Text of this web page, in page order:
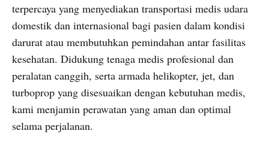
terpercaya yang menyediakan transportasi medis udara
domestik dan internasional bagi pasien dalam kondisi
darurat atau membutuhkan pemindahan antar fasilitas
kesehatan. Didukung tenaga medis profesional dan
peralatan canggih, serta armada helikopter, jet, dan
turboprop yang disesuaikan dengan kebutuhan medis,
kami menjamin perawatan yang aman dan optimal
selama perjalanan.